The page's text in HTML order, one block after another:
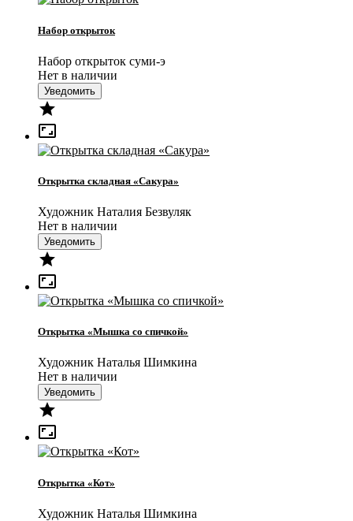
Набор открыток
Набор открыток суми-э
Нет в наличии
Уведомить


Открытка складная «Сакура»
Художник Наталия Безвуляк
Нет в наличии
Уведомить


Открытка «Мышка со спичкой»
Художник Наталья Шимкина
Нет в наличии
Уведомить


Открытка «Кот»
Художник Наталья Шимкина